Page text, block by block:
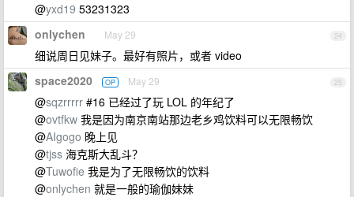
@yxd19 53231323
24
onlychen May 29
细说周日见妹子。最好有照片，或者 video
25
space2020 OP May 29
@sqzrrrrr #16 已经过了玩 LOL 的年纪了
@ovtfkw 我是因为南京南站那边老乡鸡饮料可以无限畅饮
@AIgogo 晚上见
@tjss 海克斯大乱斗？
@Tuwofie 我是为了无限畅饮的饮料
@onlychen 就是一般的瑜伽妹妹